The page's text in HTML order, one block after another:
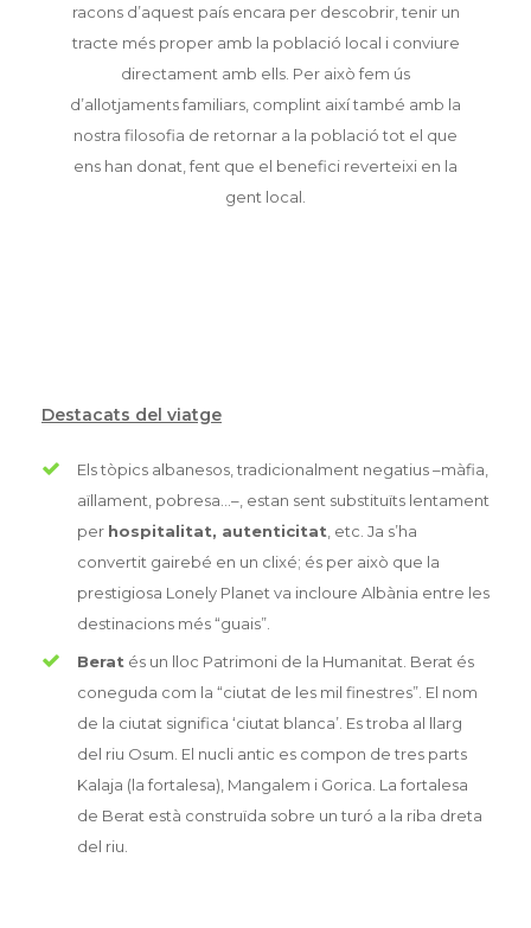
racons d’aquest país encara per descobrir, tenir un
tracte més proper amb la població local i conviure
directament amb ells. Per això fem ús
d’allotjaments familiars, complint així també amb la
nostra filosofia de retornar a la població tot el que
ens han donat, fent que el benefici reverteixi en la
gent local.
Destacats del viatge
Els tòpics albanesos, tradicionalment negatius –màfia,
aïllament, pobresa…–, estan sent substituïts lentament
per hospitalitat, autenticitat , etc. Ja s’ha
convertit gairebé en un clixé; és per això que la
prestigiosa Lonely Planet va incloure Albània entre les
destinacions més “guais”.
Berat és un lloc Patrimoni de la Humanitat. Berat és
coneguda com la “ciutat de les mil finestres”. El nom
de la ciutat significa ‘ciutat blanca’. Es troba al llarg
del riu Osum. El nucli antic es compon de tres parts
Kalaja (la fortalesa), Mangalem i Gorica. La fortalesa
de Berat està construïda sobre un turó a la riba dreta
del riu.